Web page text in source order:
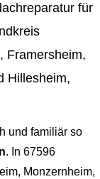
für
Framersheim,
Hillesheim,
und familiär so
. In 67596
Monzernheim,